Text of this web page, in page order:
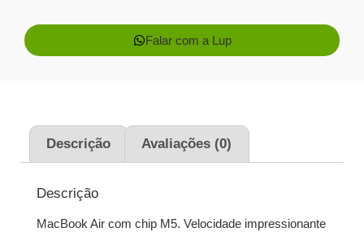
Aprovação imediata
sem juros
2x deR$3.984,50
sem juros
R$7.969,00
3x deR$2.656,33
R$7.968,99
Falar com a Lup
Descrição Avaliações (0)
Descrição
MacBook Air com chip M5. Velocidade impressionante